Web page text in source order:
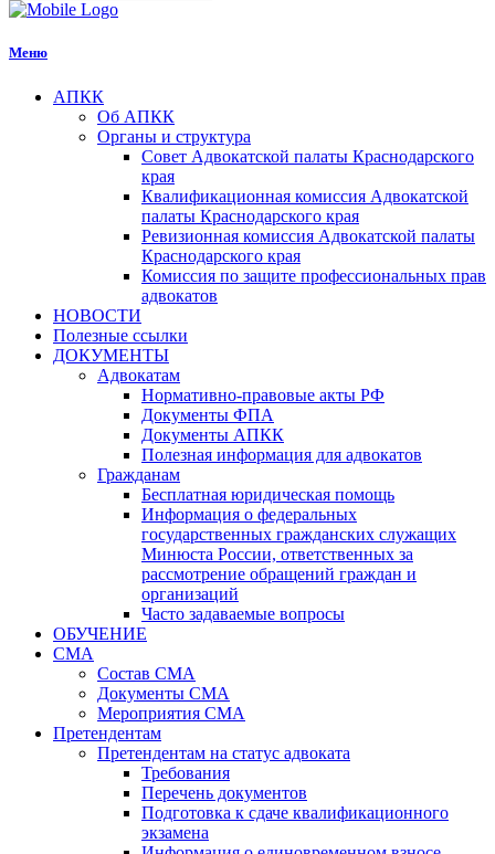
Меню
АПКК
Об АПКК
Органы и структура
Совет Адвокатской палаты Краснодарского
края
Квалификационная комиссия Адвокатской
палаты Краснодарского края
Ревизионная комиссия Адвокатской палаты
Краснодарского края
Комиссия по защите профессиональных прав
адвокатов
НОВОСТИ
Полезные ссылки
ДОКУМЕНТЫ
Адвокатам
Нормативно-правовые акты РФ
Документы ФПА
Документы АПКК
Полезная информация для адвокатов
Гражданам
Бесплатная юридическая помощь
Информация о федеральных
государственных гражданских служащих
Минюста России, ответственных за
рассмотрение обращений граждан и
организаций
Часто задаваемые вопросы
ОБУЧЕНИЕ
СМА
Состав СМА
Документы СМА
Мероприятия СМА
Претендентам
Претендентам на статус адвоката
Требования
Перечень документов
Подготовка к сдаче квалификационного
экзамена